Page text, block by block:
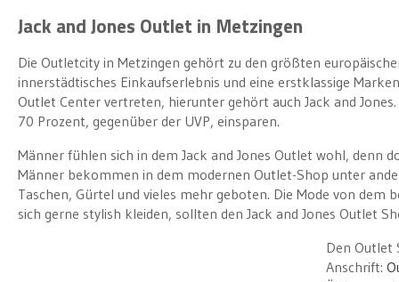
Jack and Jones Outlet in Metzingen
Die Outletcity in Metzingen gehört zu den größten
innerstädtisches Einkaufserlebnis und eine erstklassige
Outlet Center vertreten, hierunter gehört auch Jack and
70 Prozent, gegenüber der UVP, einsparen.
Männer fühlen sich in dem Jack and Jones Outlet wohl, denn
Männer bekommen in dem modernen Outlet-Shop unter
Taschen, Gürtel und vieles mehr geboten. Die Mode von
sich gerne stylish kleiden, sollten den Jack and Jones Outlet
Den Outlet
Anschrift: